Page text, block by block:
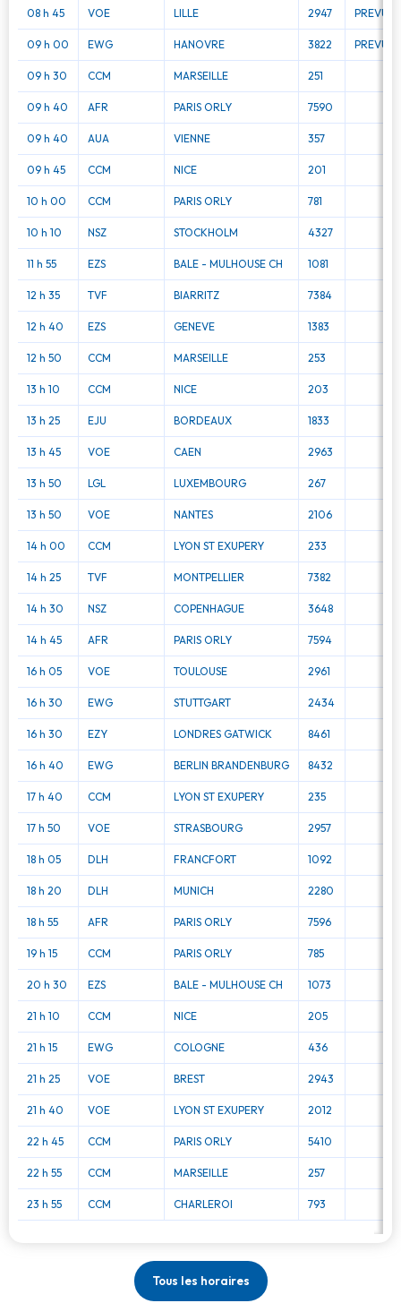
08 h 45 VOE LILLE 2947 PREVU
09 h 00 EWG HANOVRE 3822 PREVU
09 h 30 CCM MARSEILLE 251
09 h 40 AFR PARIS ORLY 7590
09 h 40 AUA VIENNE 357
09 h 45 CCM NICE 201
10 h 00 CCM PARIS ORLY 781
10 h 10 NSZ STOCKHOLM 4327
11 h 55 EZS BALE - MULHOUSE CH 1081
12 h 35 TVF BIARRITZ 7384
12 h 40 EZS GENEVE 1383
12 h 50 CCM MARSEILLE 253
13 h 10 CCM NICE 203
13 h 25 EJU BORDEAUX 1833
13 h 45 VOE CAEN 2963
13 h 50 LGL LUXEMBOURG 267
13 h 50 VOE NANTES 2106
14 h 00 CCM LYON ST EXUPERY 233
14 h 25 TVF MONTPELLIER 7382
14 h 30 NSZ COPENHAGUE 3648
14 h 45 AFR PARIS ORLY 7594
16 h 05 VOE TOULOUSE 2961
16 h 30 EWG STUTTGART 2434
16 h 30 EZY LONDRES GATWICK 8461
16 h 40 EWG BERLIN BRANDENBURG 8432
17 h 40 CCM LYON ST EXUPERY 235
17 h 50 VOE STRASBOURG 2957
18 h 05 DLH FRANCFORT 1092
18 h 20 DLH MUNICH 2280
18 h 55 AFR PARIS ORLY 7596
19 h 15 CCM PARIS ORLY 785
20 h 30 EZS BALE - MULHOUSE CH 1073
21 h 10 CCM NICE 205
21 h 15 EWG COLOGNE 436
21 h 25 VOE BREST 2943
21 h 40 VOE LYON ST EXUPERY 2012
22 h 45 CCM PARIS ORLY 5410
22 h 55 CCM MARSEILLE 257
23 h 55 CCM CHARLEROI 793
Tous les horaires